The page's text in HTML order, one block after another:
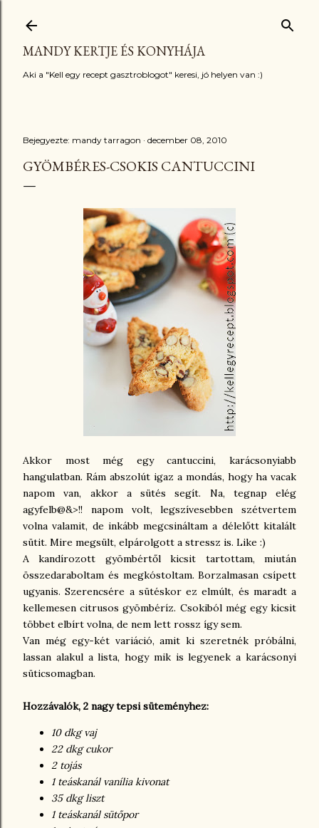
MANDY KERTJE ÉS KONYHÁJA
Aki a "Kell egy recept gasztroblogot" keresi, jó helyen van :)
Bejegyezte: mandy tarragon december 08, 2010
GYÖMBÉRES-CSOKIS CANTUCCINI
Akkor most még egy cantuccini, karácsonyiabb
hangulatban. Rám abszolút igaz a mondás, hogy ha vacak
napom van, akkor a sütés segít. Na, tegnap elég
agyfelb@&>!! napom volt, legszívesebben szétvertem
volna valamit, de inkább megcsináltam a délelőtt kitalált
sütit. Mire megsült, elpárolgott a stressz is. Like :)
A kandírozott gyömbértől kicsit tartottam, miután
összedaraboltam és megkóstoltam. Borzalmasan csípett
ugyanis. Szerencsére a sütéskor ez elmúlt, és maradt a
kellemesen citrusos gyömbéríz. Csokiból még egy kicsit
többet elbírt volna, de nem lett rossz így sem.
Van még egy-két variáció, amit ki szeretnék próbálni,
lassan alakul a lista, hogy mik is legyenek a karácsonyi
süticsomagban.
Hozzávalók, 2 nagy tepsi süteményhez:
10 dkg vaj
22 dkg cukor
2 tojás
1 teáskanál vanília kivonat
35 dkg liszt
1 teáskanál sütőpor